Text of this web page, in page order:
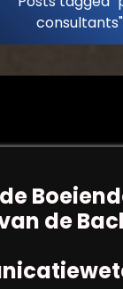
consultants"
de